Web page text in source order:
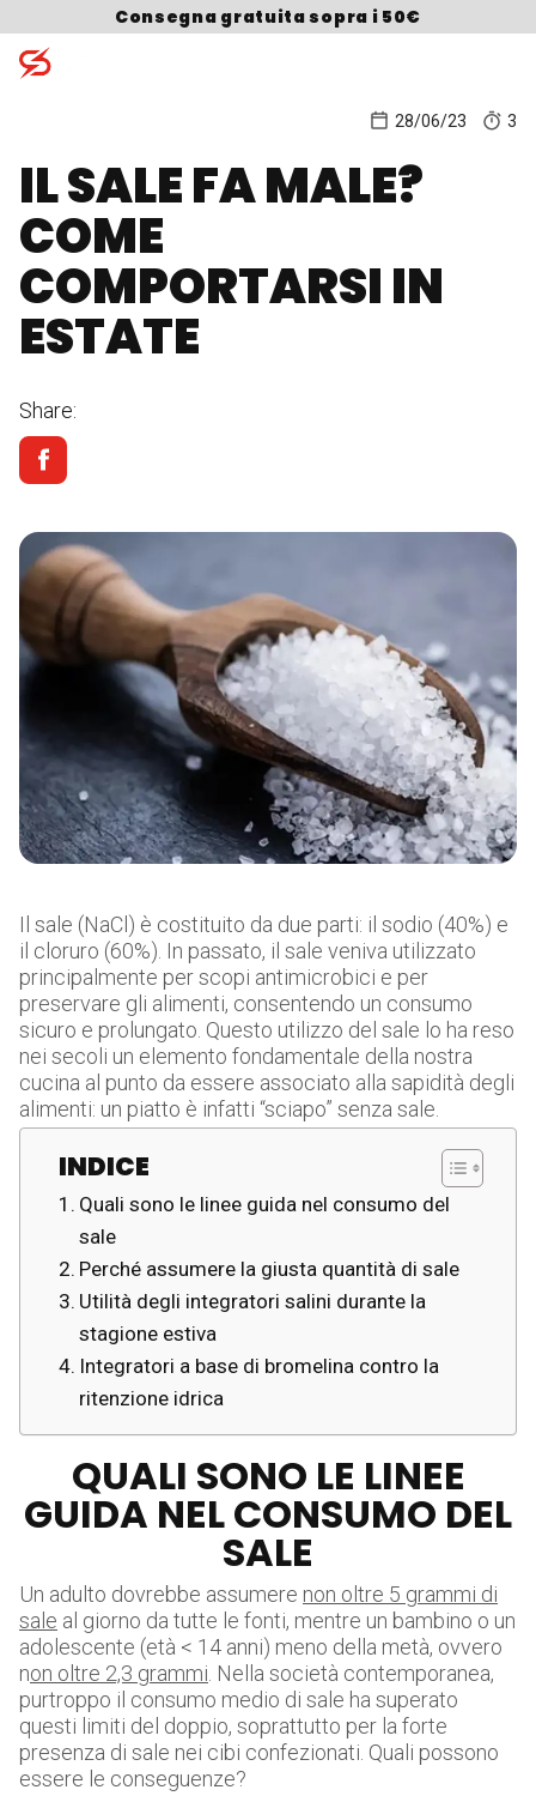
Skip to contentConsegna gratuita sopra i 50€
28/06/23 3
IL SALE FA MALE?
COME
COMPORTARSI IN
ESTATE
Share:
Il sale (NaCl) è costituito da due parti: il sodio (40%) e
il cloruro (60%). In passato, il sale veniva utilizzato
principalmente per scopi antimicrobici e per
preservare gli alimenti, consentendo un consumo
sicuro e prolungato. Questo utilizzo del sale lo ha reso
nei secoli un elemento fondamentale della nostra
cucina al punto da essere associato alla sapidità degli
alimenti: un piatto è infatti “sciapo” senza sale.
INDICE
Quali sono le linee guida nel consumo del
sale
Perché assumere la giusta quantità di sale
Utilità degli integratori salini durante la
stagione estiva
Integratori a base di bromelina contro la
ritenzione idrica
QUALI SONO LE LINEE
GUIDA NEL CONSUMO DEL
SALE
Un adulto dovrebbe assumere non oltre 5 grammi di
sale al giorno da tutte le fonti, mentre un bambino o un
adolescente (età < 14 anni) meno della metà, ovvero
non oltre 2,3 grammi . Nella società contemporanea,
purtroppo il consumo medio di sale ha superato
questi limiti del doppio, soprattutto per la forte
presenza di sale nei cibi confezionati. Quali possono
essere le conseguenze?
Search for: